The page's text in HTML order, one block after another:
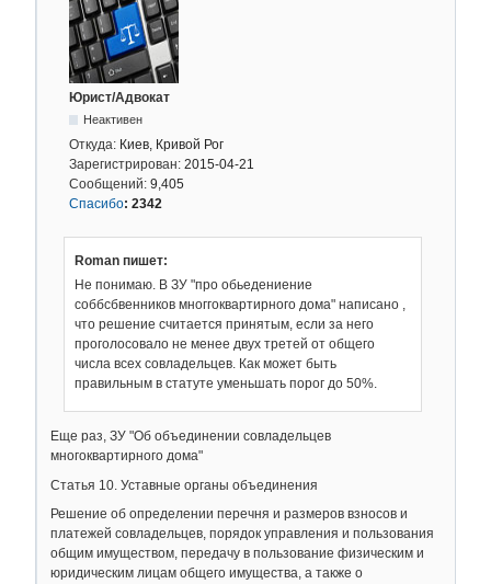
Юрист/Адвокат
Неактивен
Откуда: Киев, Кривой Рог
Зарегистрирован: 2015-04-21
Сообщений: 9,405
Спасибо: 2342
Roman пишет:
Не понимаю. В ЗУ "про обьедениение
соббсбвенников многгоквартирного дома" написано ,
что решение считается принятым, если за него
проголосовало не менее двух третей от общего
числа всех совладельцев. Как может быть
правильным в статуте уменьшать порог до 50%.
Еще раз, ЗУ "Об объединении совладельцев
многоквартирного дома"
Статья 10. Уставные органы объединения
Решение об определении перечня и размеров взносов и
платежей совладельцев, порядок управления и пользования
общим имуществом, передачу в пользование физическим и
юридическим лицам общего имущества, а также о